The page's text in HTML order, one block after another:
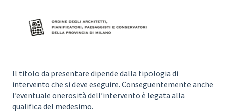
Il titolo da presentare dipende dalla tipologia di
intervento che si deve eseguire. Conseguentemente anche
l’eventuale onerosità dell’intervento è legata alla
qualifica del medesimo.